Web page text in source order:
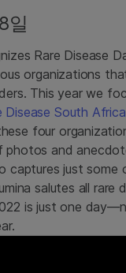
일
Rare Disease
organizations
This year we
Disease South Africa
four
photos and
captures just
salutes all
is just one